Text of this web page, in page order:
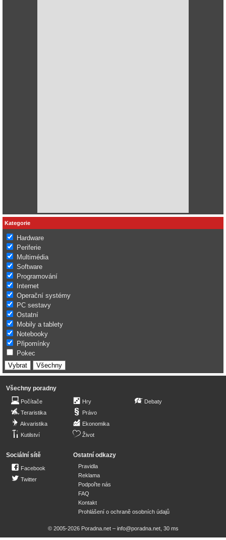
Kategorie
Hardware
Periferie
Multimédia
Software
Programování
Internet
Operační systémy
PC sestavy
Ostatní
Mobily a tablety
Notebooky
Připomínky
Pokec
Všechny poradny
Počítače
Teraristika
Akvaristika
Kutilství
Hry
Právo
Ekonomika
Život
Debaty
Sociální sítě
Facebook
Twitter
Ostatní odkazy
Pravidla
Reklama
Podpořte nás
FAQ
Kontakt
Prohlášení o ochraně osobních údajů
© 2005-2026 Poradna.net – info@poradna.net, 30 ms